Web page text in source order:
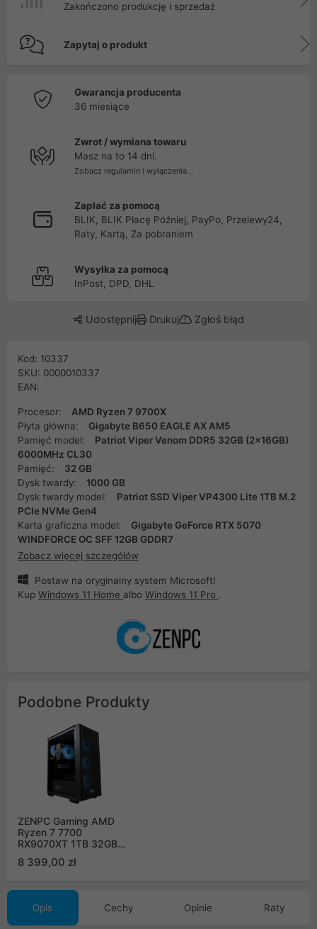
Zakończono produkcję i sprzedaż
Zapytaj o produkt
Gwarancja producenta
36 miesiące
Zwrot / wymiana towaru
Masz na to 14 dni.
Zobacz regulamin i wyłączenia...
Zapłać za pomocą
BLIK, BLIK Płacę Później, PayPo, Przelewy24,
Raty, Kartą, Za pobraniem
Wysyłka za pomocą
InPost, DPD, DHL
Udostępnij Drukuj Zgłoś błąd
Kod: 10337
SKU: 0000010337
EAN:
Procesor:
AMD Ryzen 7 9700X
Płyta główna:
Gigabyte B650 EAGLE AX AM5
Pamięć model:
Patriot Viper Venom DDR5 32GB (2x16GB)
6000MHz CL30
Pamięć:
32 GB
Dysk twardy:
1000 GB
Dysk twardy model:
Patriot SSD Viper VP4300 Lite 1TB M.2
PCIe NVMe Gen4
Karta graficzna model:
Gigabyte GeForce RTX 5070
WINDFORCE OC SFF 12GB GDDR7
Zobacz więcej szczegółów
Postaw na oryginalny system Microsoft!
Kup Windows 11 Home albo Windows 11 Pro .
Podobne Produkty
ZENPC Gaming AMD
Ryzen 7 7700
RX9070XT 1TB 32GB
Flow ARGB
8 399,00 zł
Opis Cechy Opinie Raty